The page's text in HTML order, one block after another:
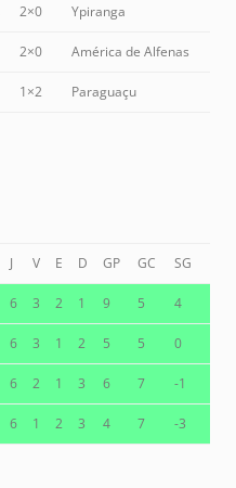
2×0 Ypiranga
2×0 América de Alfenas
1×2 Paraguaçu
J V E D GP GC SG
6 3 2 1 9 5 4
6 3 1 2 5 5 0
6 2 1 3 6 7 -1
6 1 2 3 4 7 -3